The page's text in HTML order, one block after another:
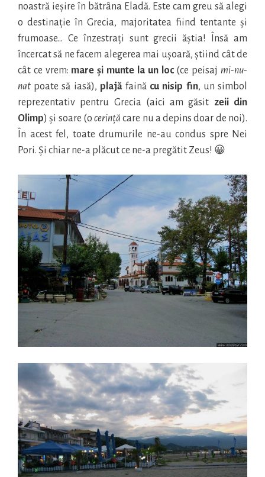
noastră ieșire în bătrâna Eladă. Este cam greu să alegi
o destinație în Grecia, majoritatea fiind tentante și
frumoase… Ce înzestrați sunt grecii ăștia! Însă am
încercat să ne facem alegerea mai ușoară, știind cât de
cât ce vrem: mare și munte la un loc(ce peisaj mi-nu-
nat poate să iasă), plajă faină cu nisip fin, un simbol
reprezentativ pentru Grecia (aici am găsit zeii din
Olimp) și soare (ocerință care nu a depins doar de noi).
În acest fel, toate drumurile ne-au condus spre Nei
Pori. Și chiar ne-a plăcut ce ne-a pregătit Zeus! 😀